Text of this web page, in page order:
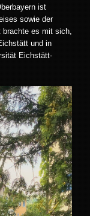
ist
sowie der
es mit sich,
und in
Eichstätt-